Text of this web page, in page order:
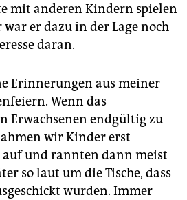
mit anderen ­Kindern spielen
er dazu in der Lage noch
daran.
Erinnerungen aus meiner
Wenn das
Erwachsenen endgültig zu
wir Kinder erst
auf und rannten dann meist
so laut um die Tische, dass
wurden. Immer